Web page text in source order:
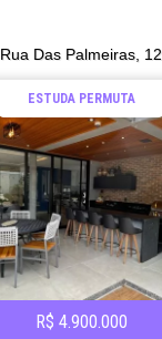
Rua Das Palmeiras, 12
ESTUDA PERMUTA
R$ 4.900.000